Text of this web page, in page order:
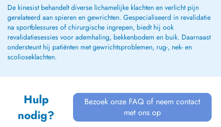
De kinesist behandelt diverse lichamelijke klachten en verlicht pijn
gerelateerd aan spieren en gewrichten. Gespecialiseerd in revalidatie
na sportblessures of chirurgische ingrepen, biedt hij ook
revalidatiesessies voor ademhaling, bekkenbodem en buik. Daarnaast
ondersteunt hij patiënten met gewrichtsproblemen, rug-, nek- en
scolioseklachten.
Hulp
nodig?
Bezoek onze FAQ of neem contact
met ons op